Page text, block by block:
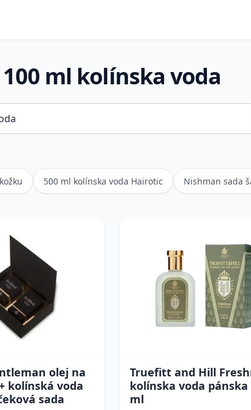
100 ml kolínska voda
500 ml kolínska voda Hairotic Nishman sada
olej na
kolínská voda
sada
Truefitt and Hill
kolínska voda pánska
ml